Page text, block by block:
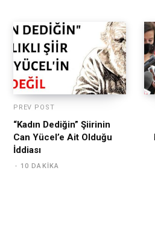
PREV POST
“Kadın Dediğin” Şiirinin
Can Yücel’e Ait Olduğu
İddiası
10 DAKIKA